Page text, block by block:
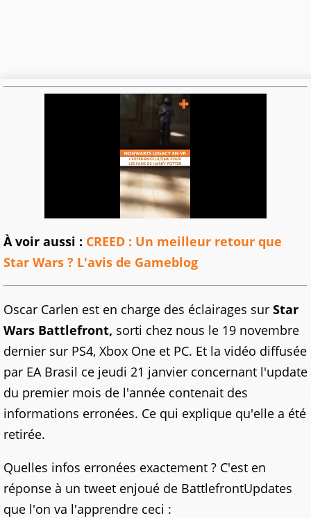
À voir aussi : CREED : Un meilleur retour que
Star Wars ? L'avis de Gameblog
Oscar Carlen est en charge des éclairages sur Star
Wars Battlefront, sorti chez nous le 19 novembre
dernier sur PS4, Xbox One et PC. Et la vidéo diffusée
par EA Brasil ce jeudi 21 janvier concernant l'update
du premier mois de l'année contenait des
informations erronées. Ce qui explique qu'elle a été
retirée.
Quelles infos erronées exactement ? C'est en
réponse à un tweet enjoué de BattlefrontUpdates
que l'on va l'apprendre ceci :